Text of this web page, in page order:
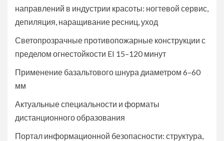
направлений в индустрии красоты: ногтевой сервис,
депиляция, наращивание ресниц, уход
Светопрозрачные противопожарные конструкции с
пределом огнестойкости EI 15–120 минут
Применение базальтового шнура диаметром 6–60
мм
Актуальные специальности и форматы
дистанционного образования
Портал информационной безопасности: структура,